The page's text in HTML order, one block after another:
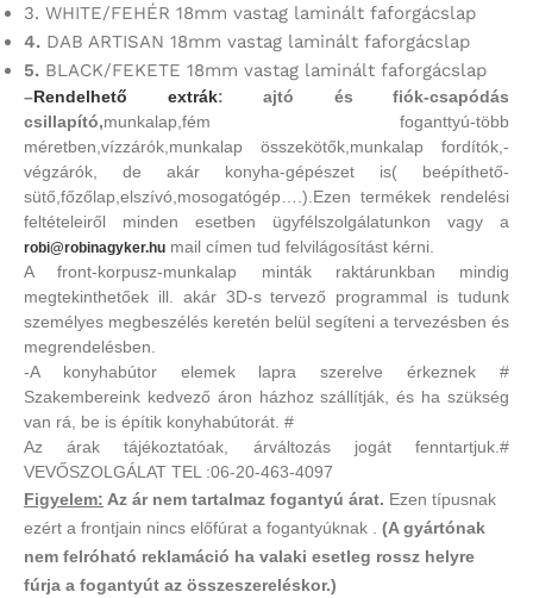
3. WHITE/FEHÉR 18mm vastag laminált faforgácslap
4. DAB ARTISAN 18mm vastag laminált faforgácslap
5. BLACK/FEKETE 18mm vastag laminált faforgácslap
–Rendelhető extrák: ajtó és fiók-csapódás
csillapító,munkalap,fém foganttyú-több
méretben,vízzárók,munkalap összekötők,munkalap fordítók,-
végzárók, de akár konyha-gépészet is( beépíthető-
sütő,főzőlap,elszívó,mosogatógép….).Ezen termékek rendelési
feltételeiről minden esetben ügyfélszolgálatunkon vagy a
robi@robinagyker.hu mail címen tud felvilágosítást kérni.
A front-korpusz-munkalap minták raktárunkban mindig
megtekinthetőek ill. akár 3D-s tervező programmal is tudunk
személyes megbeszélés keretén belül segíteni a tervezésben és
megrendelésben.
-A konyhabútor elemek lapra szerelve érkeznek #
Szakembereink kedvező áron házhoz szállítják, és ha szükség
van rá, be is építik konyhabútorát. #
Az árak tájékoztatóak, árváltozás jogát fenntartjuk.#
VEVŐSZOLGÁLAT TEL :06-20-463-4097
Figyelem: Az ár nem tartalmaz fogantyú árat. Ezen típusnak
ezért a frontjain nincs előfúrat a fogantyúknak . (A gyártónak
nem felróható reklamáció ha valaki esetleg rossz helyre
fúrja a fogantyút az összeszereléskor.)